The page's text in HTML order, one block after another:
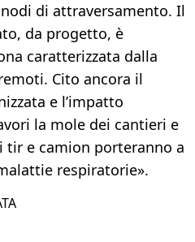
di attraversamento. Il
da progetto, è
caratterizzata dalla
Cito ancora il
e l’impatto
la mole dei cantieri e
tir e camion porteranno a
respiratorie».